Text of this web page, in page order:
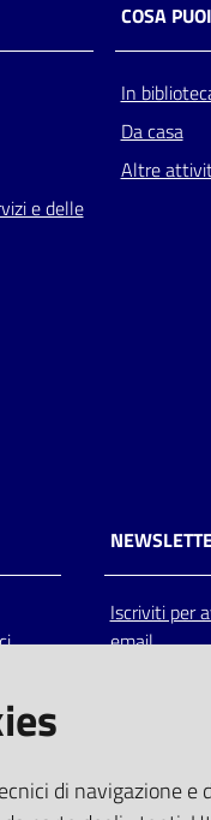
e delle
COSA
In
Da casa
Altre
Iscriviti per
email
di navigazione